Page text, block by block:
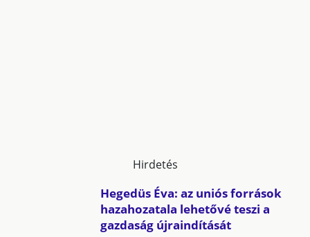
Hirdetés
Hegedüs Éva: az uniós források
hazahozatala lehetővé teszi a
gazdaság újraindítását